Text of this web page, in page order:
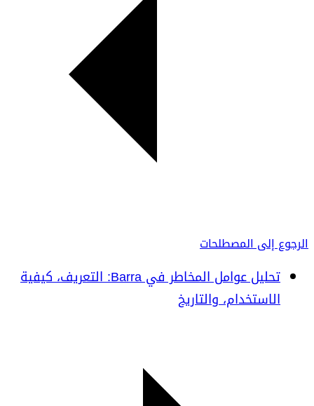
الرجوع إلى المصطلحات
تحليل عوامل المخاطر في Barra: التعريف، كيفية
الاستخدام، والتاريخ